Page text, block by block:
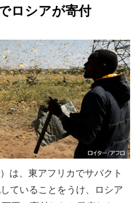
ロシアが寄付
は、東アフリカでサバクト
ていることをうけ、ロシア